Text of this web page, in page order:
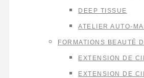
DEEP TISSUE
ATELIER AUTO-
FORMATIONS BEAUTÉ
EXTENSION DE
EXTENSION DE